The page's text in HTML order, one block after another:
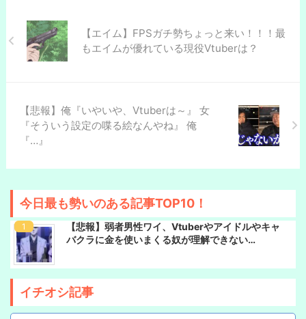
【エイム】FPSガチ勢ちょっと来い！！！最
もエイムが優れている現役Vtuberは？
【悲報】俺『いやいや、Vtuberは～』 女
『そういう設定の喋る絵なんやね』 俺
『…』
今日最も勢いのある記事TOP10！
【悲報】弱者男性ワイ、Vtuberやアイドルやキャ
バクラに金を使いまくる奴が理解できない…
イチオシ記事